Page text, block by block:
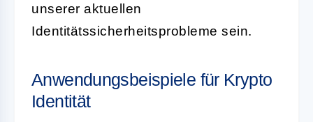
unserer aktuellen
Identitätssicherheitsprobleme sein.
Anwendungsbeispiele für Krypto
Identität